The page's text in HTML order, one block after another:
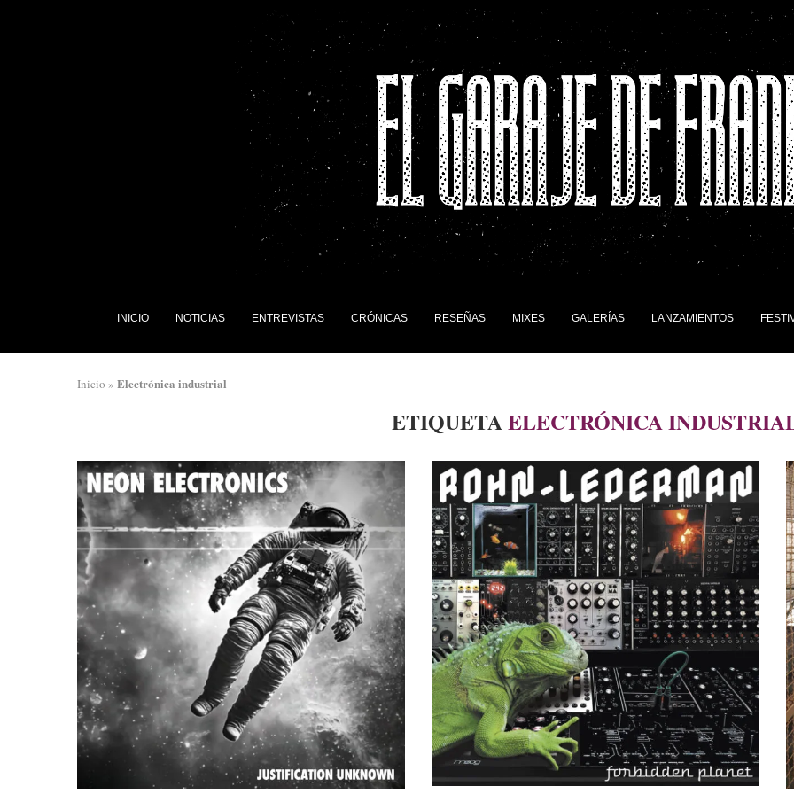
INICIO NOTICIAS ENTREVISTAS CRÓNICAS RESEÑAS MIXES GALERÍAS LANZAMIENTOS
Inicio » Electrónica industrial
ETIQUETAELECTRÓNICA